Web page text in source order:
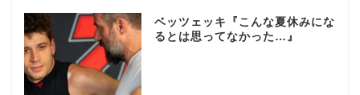
ベッツェッキ『こんな夏休みにな
るとは思ってなかった…』